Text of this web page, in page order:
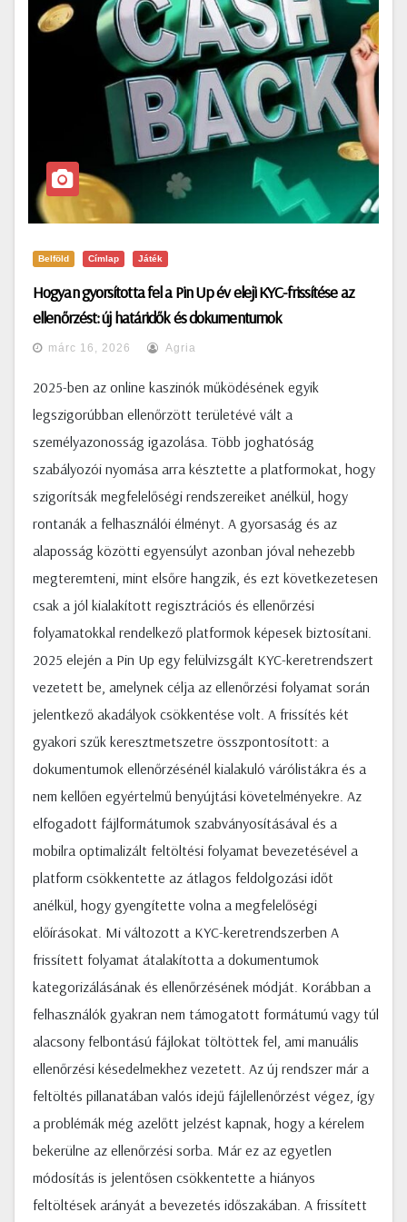
Belföld Címlap Játék
Hogyan gyorsította fel a Pin Up év eleji KYC-frissítése az
ellenőrzést: új határidők és dokumentumok
márc 16, 2026 Agria
2025-ben az online kaszinók működésének egyik
legszigorúbban ellenőrzött területévé vált a
személyazonosság igazolása. Több joghatóság
szabályozói nyomása arra késztette a platformokat, hogy
szigorítsák megfelelőségi rendszereiket anélkül, hogy
rontanák a felhasználói élményt. A gyorsaság és az
alaposság közötti egyensúlyt azonban jóval nehezebb
megteremteni, mint elsőre hangzik, és ezt következetesen
csak a jól kialakított regisztrációs és ellenőrzési
folyamatokkal rendelkező platformok képesek biztosítani.
2025 elején a Pin Up egy felülvizsgált KYC-keretrendszert
vezetett be, amelynek célja az ellenőrzési folyamat során
jelentkező akadályok csökkentése volt. A frissítés két
gyakori szűk keresztmetszetre összpontosított: a
dokumentumok ellenőrzésénél kialakuló várólistákra és a
nem kellően egyértelmű benyújtási követelményekre. Az
elfogadott fájlformátumok szabványosításával és a
mobilra optimalizált feltöltési folyamat bevezetésével a
platform csökkentette az átlagos feldolgozási időt
anélkül, hogy gyengítette volna a megfelelőségi
előírásokat. Mi változott a KYC-keretrendszerben A
frissített folyamat átalakította a dokumentumok
kategorizálásának és ellenőrzésének módját. Korábban a
felhasználók gyakran nem támogatott formátumú vagy túl
alacsony felbontású fájlokat töltöttek fel, ami manuális
ellenőrzési késedelmekhez vezetett. Az új rendszer már a
feltöltés pillanatában valós idejű fájlellenőrzést végez, így
a problémák még azelőtt jelzést kapnak, hogy a kérelem
bekerülne az ellenőrzési sorba. Már ez az egyetlen
módosítás is jelentősen csökkentette a hiányos
feltöltések arányát a bevezetés időszakában. A frissített